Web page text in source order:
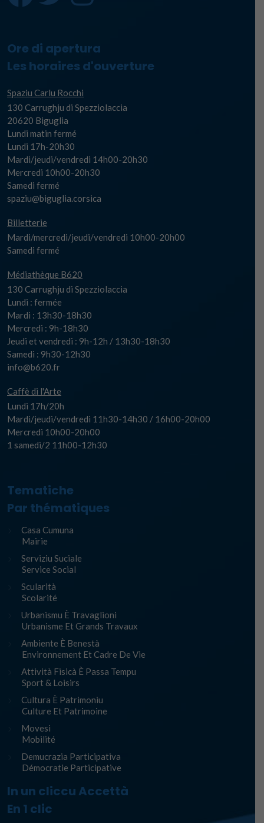
Ore di apertura
Les horaires d'ouverture
Spaziu Carlu Rocchi
130 Carrughju di Spezziolaccia
20620 Biguglia
Lundi matin fermé
Lundi 17h-20h30
Mardi/jeudi/vendredi 14h00-20h30
Mercredi 10h00-20h30
Samedi fermé
spaziu@biguglia.corsica
Billetterie
Mardi/mercredi/jeudi/vendredi 10h00-20h00
Samedi fermé
Médiathèque B620
130 Carrughju di Spezziolaccia
Lundi : fermée
Mardi : 13h30-18h30
Mercredi : 9h-18h30
Jeudi et vendredi : 9h-12h / 13h30-18h30
Samedi : 9h30-12h30
info@b620.fr
Caffè di l'Arte
Lundi 17h/20h
Mardi/jeudi/vendredi 11h30-14h30 / 16h00-20h00
Mercredi 10h00-20h00
1 samedi/2 11h00-12h30
Tematiche
Par thématiques
Casa Cumuna
Mairie
Serviziu Suciale
Service Social
Scularità
Scolarité
Urbanismu È Travaglioni
Urbanisme Et Grands Travaux
Ambiente È Benestà
Environnement Et Cadre De Vie
Attività Fisicà È Passa Tempu
Sport & Loisirs
Cultura È Patrimoniu
Culture Et Patrimoine
Movesi
Mobilité
Demucrazia Participativa
Démocratie Participative
In un cliccu Accettà
En 1 clic